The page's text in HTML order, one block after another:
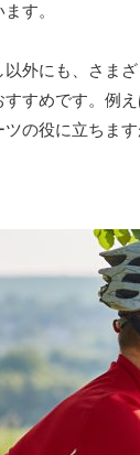
す。
外にも、さま
すめです。例
の役に立ちま